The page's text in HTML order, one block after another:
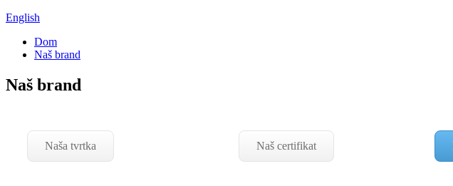
English
Dom
Naš brand
Naš brand
Naša tvrtka Naš certifikat